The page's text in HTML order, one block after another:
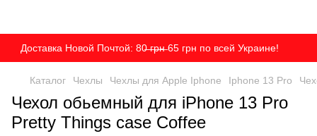
Доставка Новой Почтой: 80̶ ̶г̶р̶н̶ 65 грн по всей Украине!
Каталог Чехлы Чехлы для Apple Iphone Iphone 13 Pro
Чехол обьемный для iPhone 13 Pro
Pretty Things case Coffee